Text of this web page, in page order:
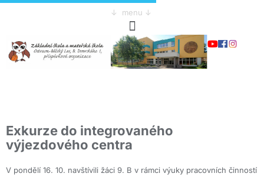
↓ menu ↓
Exkurze do integrovaného
výjezdového centra
V pondělí 16. 10. navštívili žáci 9. B v rámci výuky pracovních činností